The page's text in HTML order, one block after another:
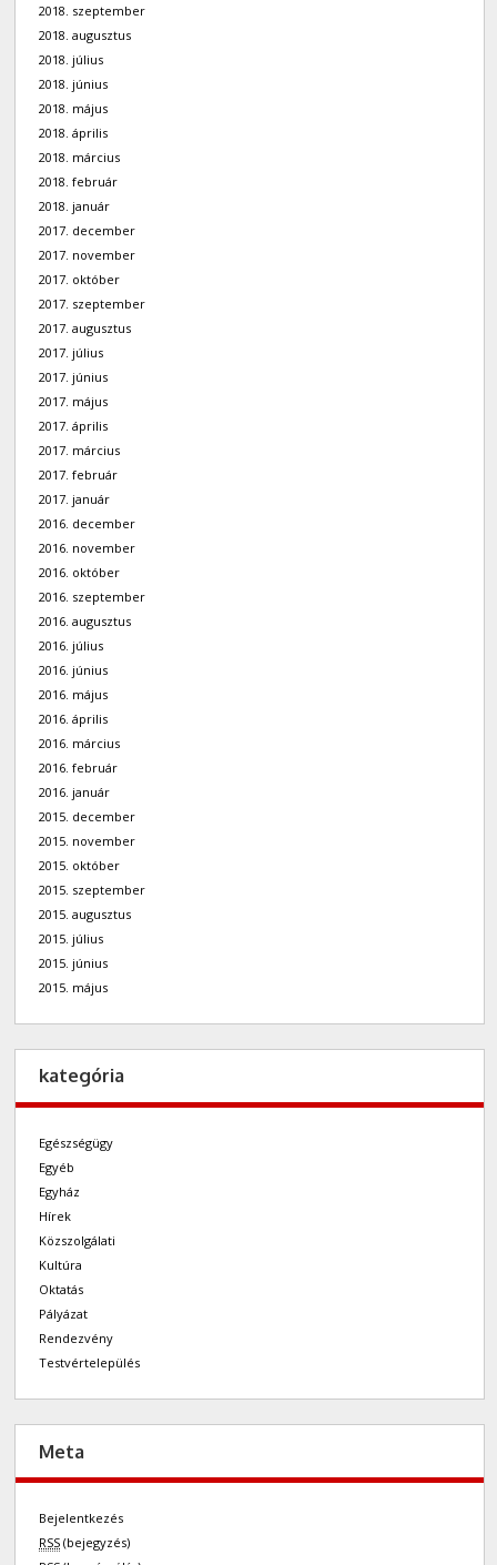
2018. szeptember
2018. augusztus
2018. július
2018. június
2018. május
2018. április
2018. március
2018. február
2018. január
2017. december
2017. november
2017. október
2017. szeptember
2017. augusztus
2017. július
2017. június
2017. május
2017. április
2017. március
2017. február
2017. január
2016. december
2016. november
2016. október
2016. szeptember
2016. augusztus
2016. július
2016. június
2016. május
2016. április
2016. március
2016. február
2016. január
2015. december
2015. november
2015. október
2015. szeptember
2015. augusztus
2015. július
2015. június
2015. május
kategória
Egészségügy
Egyéb
Egyház
Hírek
Közszolgálati
Kultúra
Oktatás
Pályázat
Rendezvény
Testvértelepülés
Meta
Bejelentkezés
RSS (bejegyzés)